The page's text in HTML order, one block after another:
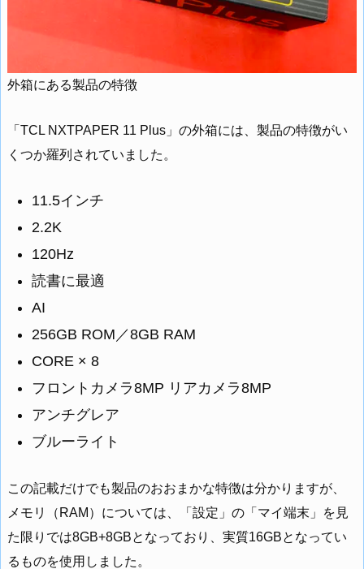
外箱にある製品の特徴
「TCL NXTPAPER 11 Plus」の外箱には、製品の特徴がい
くつか羅列されていました。
11.5インチ
2.2K
120Hz
読書に最適
AI
256GB ROM／8GB RAM
CORE × 8
フロントカメラ8MP リアカメラ8MP
アンチグレア
ブルーライト
この記載だけでも製品のおおまかな特徴は分かりますが、
メモリ（RAM）については、「設定」の「マイ端末」を見
た限りでは8GB+8GBとなっており、実質16GBとなってい
るものを使用しました。